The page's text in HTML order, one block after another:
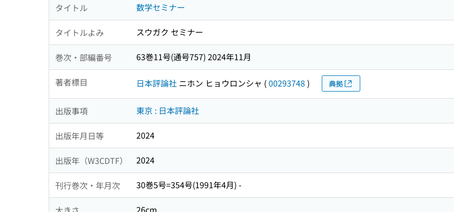
タイトル 数学セミナー
タイトルよみ スウガク セミナー
巻次・部編番号 63巻11号(通号757) 2024年11月
著者標目 日本評論社 ニホン ヒョウロンシャ (00293748 ) 典拠
出版事項 東京 : 日本評論社
出版年月日等 2024
出版年（W3CDTF） 2024
刊行巻次・年月次 30巻5号=354号(1991年4月) -
26cm